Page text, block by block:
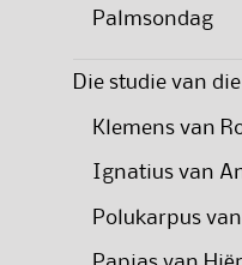
Palmsondag
Die studie van
Klemens van
Ignatius van
Polukarpus